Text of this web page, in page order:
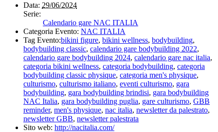
Data: 29/06/2024
Serie:
Calendario gare NAC ITALIA
Categoria Evento: NAC ITALIA
Tag Evento:bikini figure, bikini wellness, bodybuilding,
bodybuilding classic, calendario gare bodybuilding 2022,
calendario gare bodybuilding 2024, calendario gare nac italia,
categoria bikini wellness, categoria bodybuilding, categoria
bodybuilding classic physique, categoria men's physique,
culturismo, culturismo italiano, eventi culturismo, gara
bodybuilding, gara bodybuilding brindisi, gara bodybuilding
NAC Italia, gara bodybuilding puglia, gare culturismo, GBB
reminder, men's physique, nac italia, newsletter da palestrato,
newsletter GBB, newsletter palestrata
Sito web: http://nacitalia.com/